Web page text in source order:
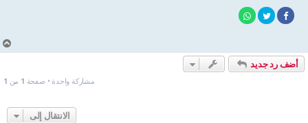
أضف رد جديد
مشاركة واحدة • صفحة 1 من 1
الانتقال إلى